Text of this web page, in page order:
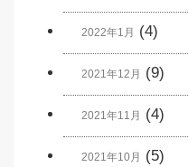
2022年1月 (4)
2021年12月 (9)
2021年11月 (4)
2021年10月 (5)